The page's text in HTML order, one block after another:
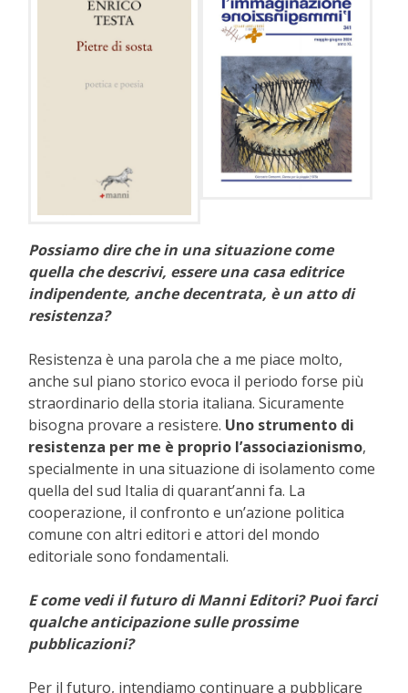
Possiamo dire che in una situazione come
quella che descrivi, essere una casa editrice
indipendente, anche decentrata, è un atto di
resistenza?
Resistenza è una parola che a me piace molto,
anche sul piano storico evoca il periodo forse più
straordinario della storia italiana. Sicuramente
bisogna provare a resistere. Uno strumento di
resistenza per me è proprio l’associazionismo,
specialmente in una situazione di isolamento come
quella del sud Italia di quarant’anni fa. La
cooperazione, il confronto e un’azione politica
comune con altri editori e attori del mondo
editoriale sono fondamentali.
E come vedi il futuro di Manni Editori? Puoi farci
qualche anticipazione sulle prossime
pubblicazioni?
Per il futuro, intendiamo continuare a pubblicare